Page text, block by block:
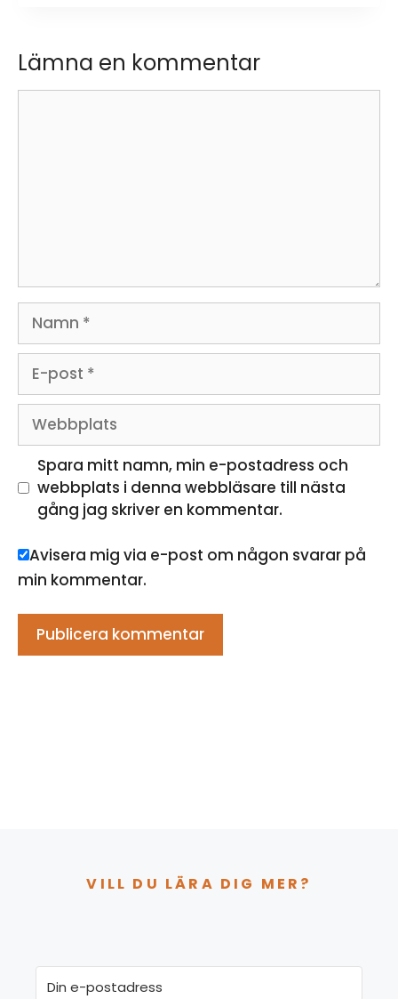
Lämna en kommentar
Namn
post
Webbplats
Spara mitt namn, min e-postadress och
webbplats i denna webbläsare till nästa
gång jag skriver en kommentar.
Avisera mig via e-post om någon svarar på
min kommentar.
VILL DU LÄRA DIG MER?